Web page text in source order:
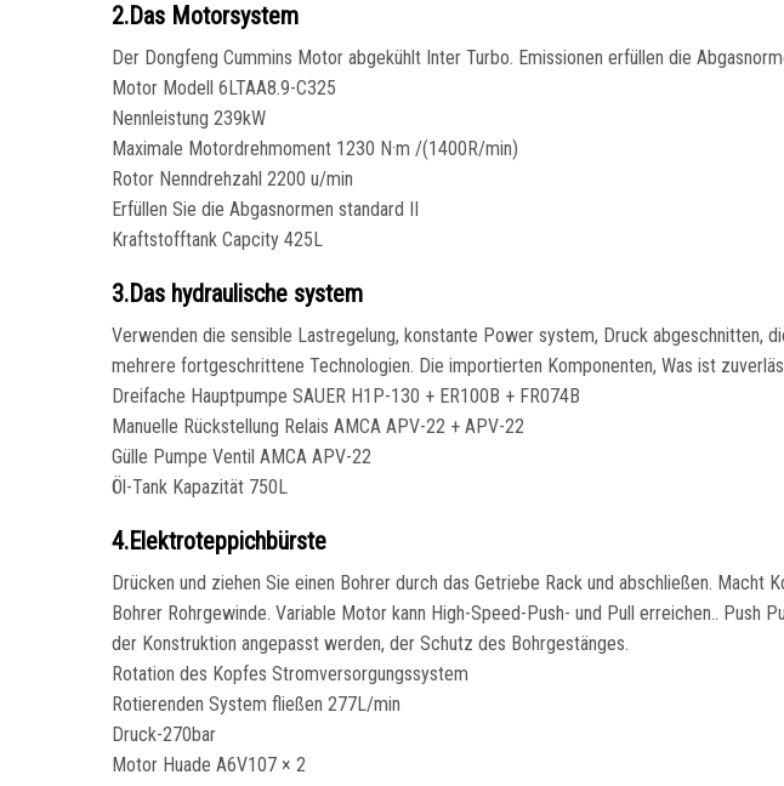
2.Das Motorsystem
Der Dongfeng Cummins Motor abgekühlt Inter Turbo. Emissionen erfüllen die
Motor Modell 6LTAA8.9-C325
Nennleistung 239kW
Maximale Motordrehmoment 1230 N·m /(1400R/min)
Rotor Nenndrehzahl 2200 u/min
Erfüllen Sie die Abgasnormen standard II
Kraftstofftank Capcity 425L
3.Das hydraulische system
Verwenden die sensible Lastregelung, konstante Power system, Druck abgeschnitten,
mehrere fortgeschrittene Technologien. Die importierten Komponenten, Was ist
Dreifache Hauptpumpe SAUER H1P-130 + ER100B + FR074B
Manuelle Rückstellung Relais AMCA APV-22 + APV-22
Gülle Pumpe Ventil AMCA APV-22
Öl-Tank Kapazität 750L
4.Elektroteppichbürste
Drücken und ziehen Sie einen Bohrer durch das Getriebe Rack und abschließen.
Bohrer Rohrgewinde. Variable Motor kann High-Speed-Push- und Pull erreichen.. Push
der Konstruktion angepasst werden, der Schutz des Bohrgestänges.
Rotation des Kopfes Stromversorgungssystem
Rotierenden System fließen 277L/min
Druck-270bar
Motor Huade A6V107 × 2